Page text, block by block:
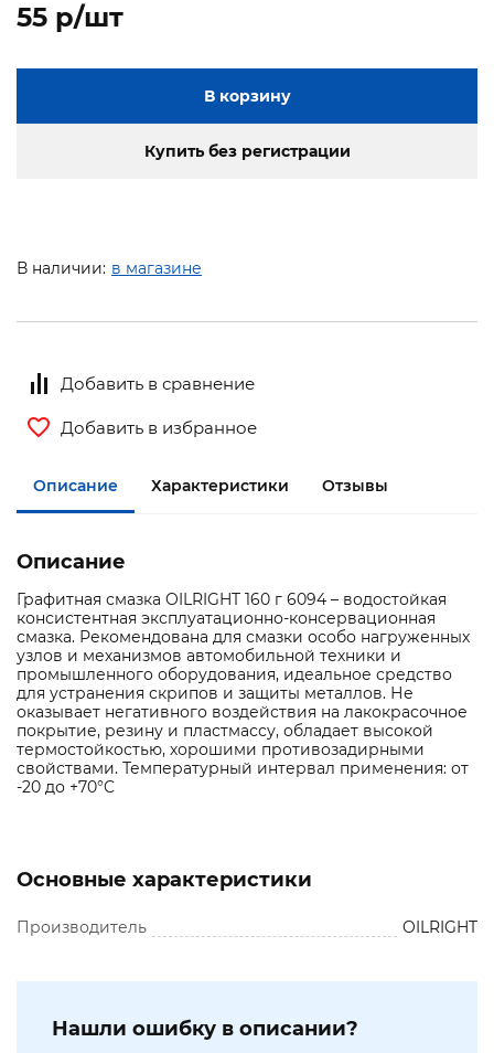
55 p/шт
В корзину
Купить без регистрации
В наличии: в магазине
Добавить в сравнение
Добавить в избранное
Описание Характеристики Отзывы
Описание
Графитная смазка OILRIGHT 160 г 6094 – водостойкая
консистентная эксплуатационно-консервационная
смазка. Рекомендована для смазки особо нагруженных
узлов и механизмов автомобильной техники и
промышленного оборудования, идеальное средство
для устранения скрипов и защиты металлов. Не
оказывает негативного воздействия на лакокрасочное
покрытие, резину и пластмассу, обладает высокой
термостойкостью, хорошими противозадирными
свойствами. Температурный интервал применения: от
-20 до +70°C
Основные характеристики
Производитель OILRIGHT
Нашли ошибку в описании?